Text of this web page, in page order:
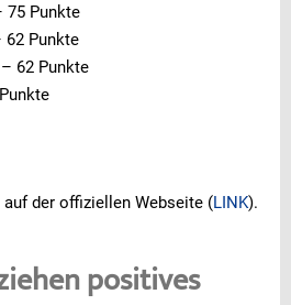
75 Punkte
62 Punkte
62 Punkte
der offiziellen Webseite (LINK).
positives